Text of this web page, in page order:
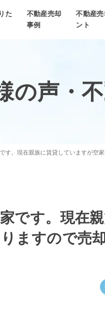
た
不動産売却
事例
不動産売
ント
の声・
す。現在親族に賃貸していますが空
です。現在
ますので売